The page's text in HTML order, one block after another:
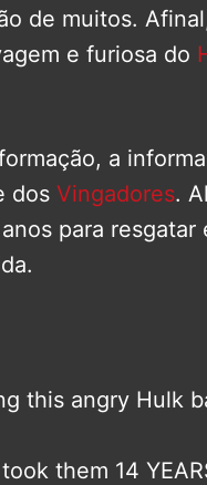
de muitos.
e furiosa do
a
dos Vingadores.
para
this angry Hulk
them 14